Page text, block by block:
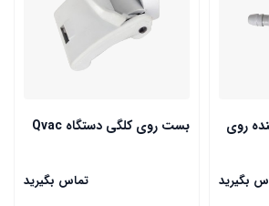
روی
بگیرید
بست روی کلگی دستگاه Qvac
تماس بگیرید